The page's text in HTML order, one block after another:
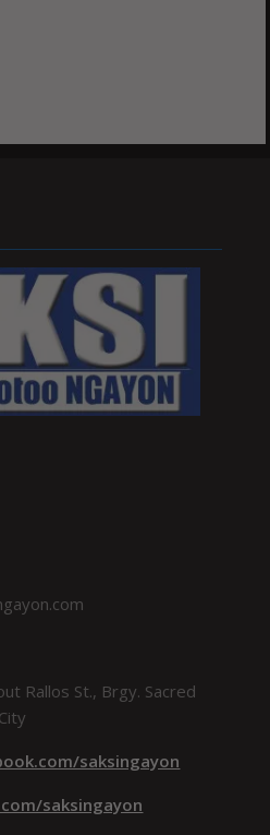
Rallos St., Brgy. Sacred
saksingayon
saksingayon